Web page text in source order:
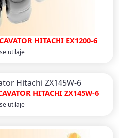
HITACHI EX1200-6
utilaje
HITACHI ZX145W‐6
utilaje